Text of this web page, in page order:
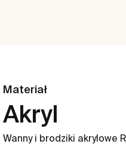
Materiał
Akryl
Wanny i brodziki akrylowe